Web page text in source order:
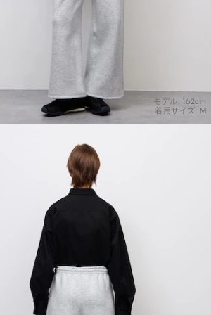
モデル: 162cm
着用サイズ: M